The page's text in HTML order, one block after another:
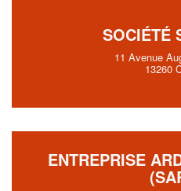
SOCIÉTÉ
11 Avenue
13260
ENTREPRISE
vosmarges